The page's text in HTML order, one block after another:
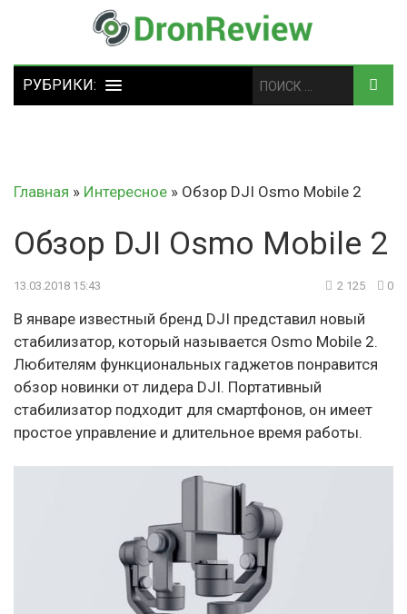
Главная » Интересное » Обзор DJI Osmo Mobile 2
Обзор DJI Osmo Mobile 2
13.03.2018 15:43 2 125 0
В январе известный бренд DJI представил новый
стабилизатор, который называется Osmo Mobile 2.
Любителям функциональных гаджетов понравится
обзор новинки от лидера DJI. Портативный
стабилизатор подходит для смартфонов, он имеет
простое управление и длительное время работы.